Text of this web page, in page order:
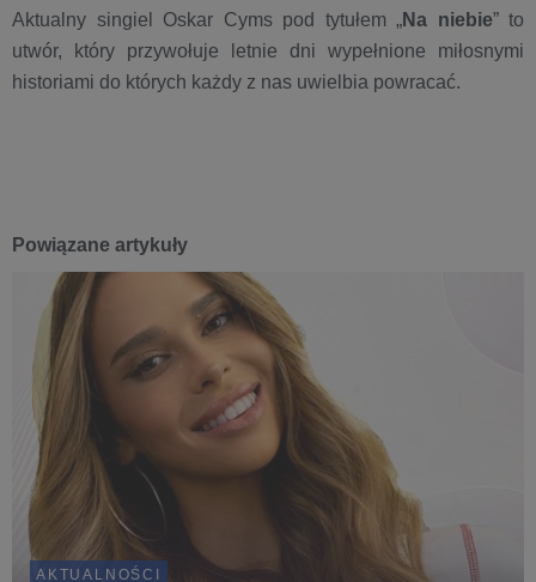
Aktualny singiel Oskar Cyms pod tytułem „Na niebie” to
utwór, który przywołuje letnie dni wypełnione miłosnymi
historiami do których każdy z nas uwielbia powracać.
Powiązane artykuły
AKTUALNOŚCI